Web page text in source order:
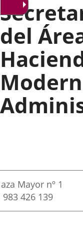
del
Mayor nº 1
Phones
983 426 139